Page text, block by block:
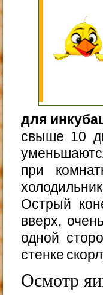
для
свыше 10
при
Острый
вверх,
одной
стенке
Осмотр